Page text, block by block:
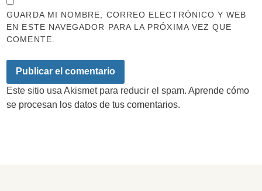
GUARDA MI NOMBRE, CORREO ELECTRÓNICO Y WEB
EN ESTE NAVEGADOR PARA LA PRÓXIMA VEZ QUE
COMENTE.
Este sitio usa Akismet para reducir el spam.Aprende cómo
se procesan los datos de tus comentarios.